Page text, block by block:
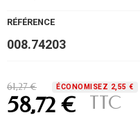
RÉFÉRENCE
008.74203
61,27 € ÉCONOMISEZ 2,55 €
58,72 € TTC